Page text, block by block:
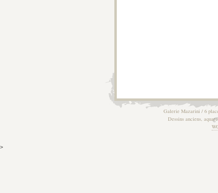
Galerie Mazarini / 6
Dessins anciens,
>